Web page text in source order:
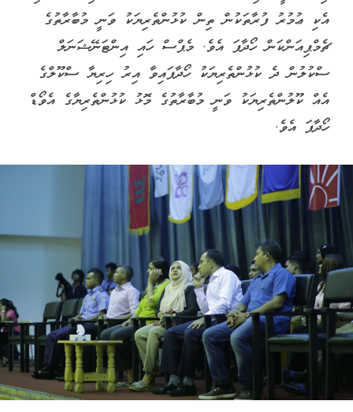
އެކި ޢުމުރު ފުރާތަކުން ތިން ކުޅުންތެރިޔަކު ވަނީ މުބާރާތުގެ
ޗެމްޕިއަންކަން ހޯދާފަ އެވެ. މެޕްސް ހައި އިންޓަނޭޝަނަލް
ސްކުލުން ދެ ކުޅުންތެރިޔަކު ހޯދާފައިވާ އިރު ހިރިޔާ ސްކޫލްގެ
އެއް ކޫލުންތެރިޔަކު ވަނީ މުބާރާތުގެ މޮޅު ކުޅުންތެރިޔާގެ އެވޯޑް
ހޯދާފަ އެވެ.